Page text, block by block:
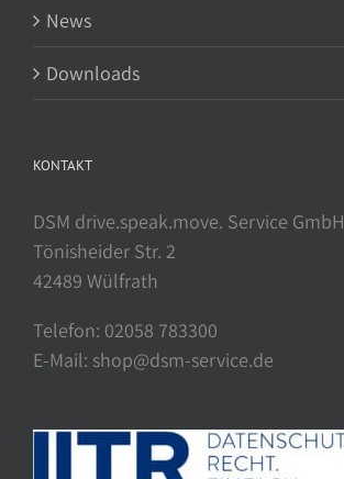
News
Downloads
KONTAKT
DSM drive.speak.move. Service GmbH
Tönisheider Str. 2
42489 Wülfrath
Telefon: 02058 783300
E-Mail: shop@dsm-service.de